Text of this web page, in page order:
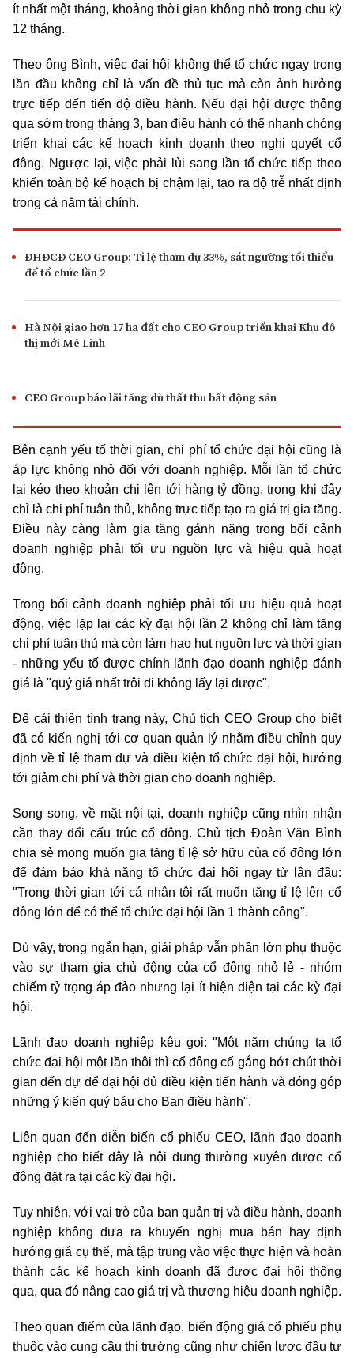
ít nhất một tháng, khoảng thời gian không nhỏ trong chu kỳ
12 tháng.
Theo ông Bình, việc đại hội không thể tổ chức ngay trong
lần đầu không chỉ là vấn đề thủ tục mà còn ảnh hưởng
trực tiếp đến tiến độ điều hành. Nếu đại hội được thông
qua sớm trong tháng 3, ban điều hành có thể nhanh chóng
triển khai các kế hoạch kinh doanh theo nghị quyết cổ
đông. Ngược lại, việc phải lùi sang lần tổ chức tiếp theo
khiến toàn bộ kế hoạch bị chậm lại, tạo ra độ trễ nhất định
trong cả năm tài chính.
ĐHĐCĐ CEO Group: Tỉ lệ tham dự 33%, sát ngưỡng tối thiểu
để tổ chức lần 2
Hà Nội giao hơn 17 ha đất cho CEO Group triển khai Khu đô
thị mới Mê Linh
CEO Group báo lãi tăng dù thất thu bất động sản
Bên cạnh yếu tố thời gian, chi phí tổ chức đại hội cũng là
áp lực không nhỏ đối với doanh nghiệp. Mỗi lần tổ chức
lại kéo theo khoản chi lên tới hàng tỷ đồng, trong khi đây
chỉ là chi phí tuân thủ, không trực tiếp tạo ra giá trị gia tăng.
Điều này càng làm gia tăng gánh nặng trong bối cảnh
doanh nghiệp phải tối ưu nguồn lực và hiệu quả hoạt
động.
Trong bối cảnh doanh nghiệp phải tối ưu hiệu quả hoạt
động, việc lặp lại các kỳ đại hội lần 2 không chỉ làm tăng
chi phí tuân thủ mà còn làm hao hụt nguồn lực và thời gian
- những yếu tố được chính lãnh đạo doanh nghiệp đánh
giá là "quý giá nhất trôi đi không lấy lại được".
Để cải thiện tình trạng này, Chủ tịch CEO Group cho biết
đã có kiến nghị tới cơ quan quản lý nhằm điều chỉnh quy
định vềtỉ lệtham dự và điều kiện tổ chức đại hội, hướng
tới giảm chi phí và thời gian cho doanh nghiệp.
Song song, về mặt nội tại, doanh nghiệp cũng nhìn nhận
cần thay đổi cấu trúc cổ đông. Chủ tịch Đoàn Văn Bình
chia sẻ mong muốn gia tăng tỉ lệ sở hữu của cổ đông lớn
để đảm bảo khả năng tổ chức đại hội ngay từ lần đầu:
"Trong thời gian tới cá nhân tôi rất muốn tăngtỉ lệlên cổ
đông lớn để có thể tổ chức đại hội lần 1 thành công".
Dù vậy, trong ngắn hạn, giải pháp vẫn phần lớn phụ thuộc
vào sự tham gia chủ động của cổ đông nhỏ lẻ -nhóm
chiếm tỷ trọng áp đảo nhưng lại ít hiện diện tại các kỳ đại
hội.
Lãnh đạo doanh nghiệp kêu gọi: "Một năm chúng ta tổ
chức đại hội một lần thôi thì cổ đông cố gắng bớt chút thời
gian đến dự để đại hội đủ điều kiện tiến hành và đóng góp
những ý kiến quý báu cho Ban điều hành".
Liên quan đến diễn biến cổ phiếu CEO, lãnh đạo doanh
nghiệp cho biết đây là nội dung thường xuyên được cổ
đông đặt ra tại các kỳ đại hội.
Tuy nhiên, với vai trò của ban quản trị và điều hành, doanh
nghiệp không đưa ra khuyến nghị mua bán hay định
hướng giá cụ thể, mà tập trung vào việc thực hiện và hoàn
thành các kế hoạch kinh doanh đã được đại hội thông
qua, qua đó nâng cao giá trị và thương hiệu doanh nghiệp.
Theo quan điểm của lãnh đạo, biến động giá cổ phiếu phụ
thuộc vào cung cầu thị trường cũng như chiến lược đầu tư